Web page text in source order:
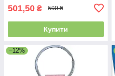
501,50 ₴ 590 ₴
Купити
–12%